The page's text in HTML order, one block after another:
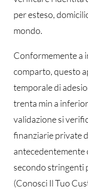
per esteso,
mondo.
Conformemente a
comparto, questo
temporale di
trenta min a
validazione si
finanziarie private
antecedentemente
secondo stringenti
(Conosci Il Tuo